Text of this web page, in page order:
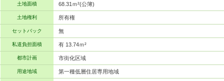
土地面積 68.31ｍ²(公簿)
土地権利 所有権
セットバック 無
私道負担面積 有 13.74ｍ²
都市計画 市街化区域
用途地域 第一種低層住居専用地域